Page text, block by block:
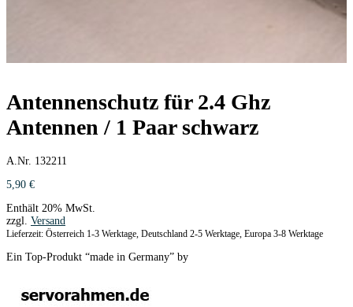
Antennenschutz für 2.4 Ghz
Antennen / 1 Paar schwarz
A.Nr. 132211
5,90 €
Enthält 20% MwSt.
zzgl. Versand
Lieferzeit: Österreich 1-3 Werktage, Deutschland 2-5 Werktage, Europa 3-8 Werktage
Ein Top-Produkt “made in Germany” by